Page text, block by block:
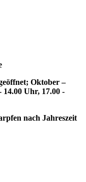
Oktober –
Uhr, 17.00 -
nach Jahreszeit